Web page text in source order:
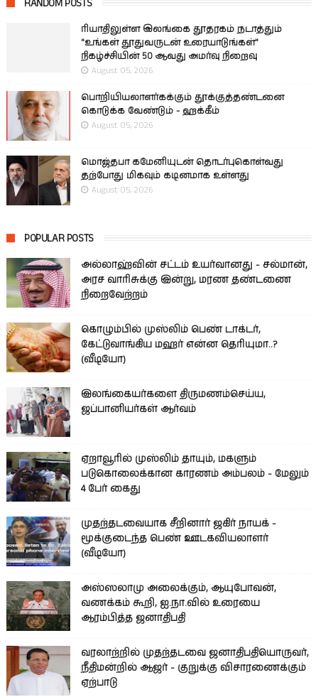
RANDOM POSTS
ரியாதிலுள்ள இலங்கை தூதரகம் நடாத்தும்
"உங்கள் தூதுவருடன் உரையாடுங்கள்"
நிகழ்ச்சியின் 50 ஆவது அமர்வு நிறைவு
August 05, 2026
பொறியியலாளர்கக்கும் தூக்குத்தண்டனை
கொடுக்க வேண்டும் - ஹக்கீம்
August 05, 2026
மொஜ்தபா கமேனியுடன் தொடர்புகொள்வது
தற்போது மிகவும் கடினமாக உள்ளது
August 05, 2026
POPULAR POSTS
அல்லாஹ்வின் சட்டம் உயர்வானது - சல்மான்,
அரச வாரிசுக்கு இன்று, மரண தண்டணை
நிறைவேற்றம்
கொழும்பில் முஸ்லிம் பெண் டாக்டர்,
கேட்டுவாங்கிய மஹர் என்ன தெரியுமா..?
(வீடியோ)
இலங்கையர்களை திருமணம்செய்ய,
ஜப்பானியர்கள் ஆர்வம்
ஏறாவூரில் முஸ்லிம் தாயும், மகளும்
படுகொலைக்கான காரணம் அம்பலம் - மேலும்
4 பேர் கைது
முதற்தடவையாக சீறினார் ஜகிர் நாயக் -
மூக்குடைந்த பெண் ஊடகவியலாளர்
(வீடியோ)
அஸ்ஸலாமு அலைக்கும், ஆயுபோவன்,
வணக்கம் கூறி, ஐ.நா.வில் உரையை
ஆரம்பித்த ஜனாதிபதி
வரலாற்றில் முதற்தடவை ஜனாதிபதியொருவர்,
நீதிமன்றில் ஆஜர் - குறுக்கு விசாரணைக்கும்
ஏற்பாடு